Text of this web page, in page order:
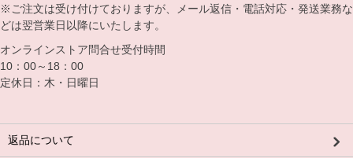
※ご注文は受け付けておりますが、メール返信・電話対応・発送業務な
どは翌営業日以降にいたします。
オンラインストア問合せ受付時間
10：00～18：00
定休日：木・日曜日
返品について